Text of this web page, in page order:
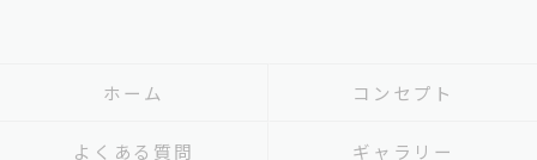
ホーム コンセプト
よくある質問 ギャラリー